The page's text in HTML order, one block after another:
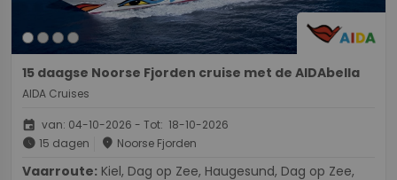
15 daagse Noorse Fjorden cruise met de AIDAbella
AIDA Cruises
event van: 04-10-2026 - Tot: 18-10-2026
schedule 15 dagen place Noorse Fjorden
Vaarroute: